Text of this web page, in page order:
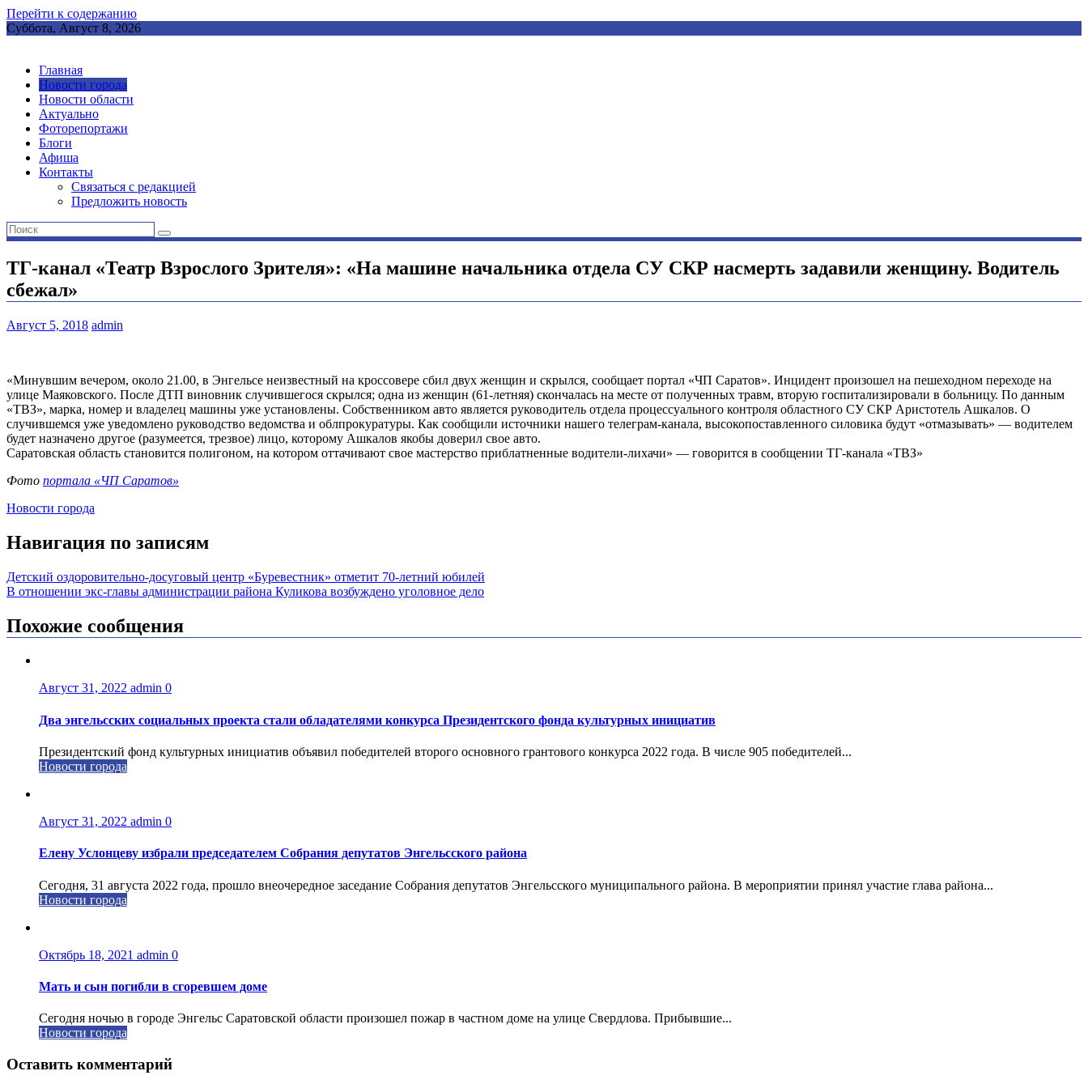
Перейти к содержанию
Суббота, Август 8, 2026
Главная
Новости города
Новости области
Актуально
Фоторепортажи
Блоги
Афиша
Контакты
Связаться с редакцией
Предложить новость
ТГ-канал «Театр Взрослого Зрителя»: «На машине начальника отдела СУ СКР насмерть задавили женщину. Водитель
сбежал»
Август 5, 2018 admin
«Минувшим вечером, около 21.00, в Энгельсе неизвестный на кроссовере сбил двух женщин и скрылся, сообщает портал «ЧП Саратов». Инцидент произошел на пешеходном переходе на
улице Маяковского. После ДТП виновник случившегося скрылся; одна из женщин (61-летняя) скончалась на месте от полученных травм, вторую госпитализировали в больницу. По данным
«ТВЗ», марка, номер и владелец машины уже установлены. Собственником авто является руководитель отдела процессуального контроля областного СУ СКР Аристотель Ашкалов. О
случившемся уже уведомлено руководство ведомства и облпрокуратуры. Как сообщили источники нашего телеграм-канала, высокопоставленного силовика будут «отмазывать» — водителем
будет назначено другое (разумеется, трезвое) лицо, которому Ашкалов якобы доверил свое авто.
Саратовская область становится полигоном, на котором оттачивают свое мастерство приблатненные водители-лихачи» — говорится в сообщении ТГ-канала «ТВЗ»
Фото портала «ЧП Саратов»
Новости города
Навигация по записям
Детский оздоровительно-досуговый центр «Буревестник» отметит 70-летний юбилей
В отношении экс-главы администрации района Куликова возбуждено уголовное дело
Похожие сообщения
Август 31, 2022 admin 0
Два энгельсских социальных проекта стали обладателями конкурса Президентского фонда культурных инициатив
Президентский фонд культурных инициатив объявил победителей второго основного грантового конкурса 2022 года. В числе 905 победителей...
Новости города
Август 31, 2022 admin 0
Елену Услонцеву избрали председателем Собрания депутатов Энгельсского района
Сегодня, 31 августа 2022 года, прошло внеочередное заседание Собрания депутатов Энгельсского муниципального района. В мероприятии принял участие глава района...
Новости города
Октябрь 18, 2021 admin 0
Мать и сын погибли в сгоревшем доме
Сегодня ночью в городе Энгельс Саратовской области произошел пожар в частном доме на улице Свердлова. Прибывшие...
Новости города
Оставить комментарий